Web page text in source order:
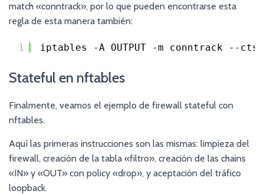
match «conntrack», por lo que pueden encontrarse esta
regla de esta manera también:
1 iptables -A OUTPUT -m conntrack --
Stateful en nftables
Finalmente, veamos el ejemplo de firewall stateful con
nftables.
Aquí las primeras instrucciones son las mismas: limpieza del
firewall, creación de la tabla «filtro», creación de las chains
«IN» y «OUT» con policy «drop», y aceptación del tráfico
loopback.